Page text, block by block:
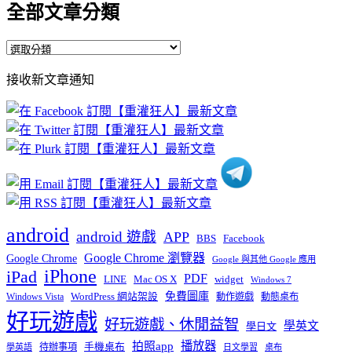
全部文章分類
全
文
章
分
類
接收新文章通知
android android 遊戲 APP BBS Facebook
Google Chrome Google Chrome 瀏覽器 Google 與其他 Google 應用
iPad iPhone LINE Mac OS X PDF widget Windows 7
Windows Vista WordPress 網站架設 免費圖庫 動作遊戲 動態桌布
好玩遊戲 好玩遊戲、休閒益智 學日文 學英文
學英語 待辦事項 手機桌布 拍照app 播放器 日文學習 桌布